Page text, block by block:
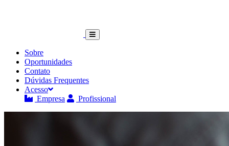
Sobre
Oportunidades
Contato
Dúvidas Frequentes
Acesso
Empresa
Profissional